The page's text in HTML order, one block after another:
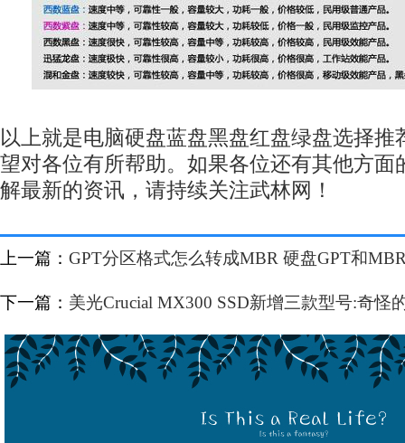
以上就是电脑硬盘蓝盘黑盘红盘绿盘选择推
望对各位有所帮助。如果各位还有其他方面
解最新的资讯，请持续关注武林网！
上一篇： GPT分区格式怎么转成MBR 硬盘GPT和
下一篇： 美光Crucial MX300 SSD新增三款型号:奇怪